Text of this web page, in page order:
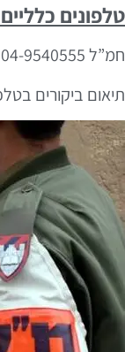
טלפונים כלליים
חמ”ל 04-9540555
תיאום ביקורים בטלפון